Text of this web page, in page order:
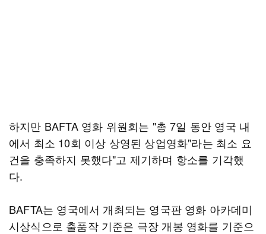
하지만 BAFTA 영화 위원회는 "총 7일 동안 영국 내
에서 최소 10회 이상 상영된 상업영화"라는 최소 요
건을 충족하지 못했다"고 제기하며 항소를 기각했
다.
BAFTA는 영국에서 개최되는 영국판 영화 아카데미
시상식으로 출품작 기준은 극장 개봉 영화를 기준으